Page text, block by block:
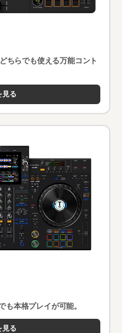
ちらでも使える万能コント
見る
も本格プレイが可能。
見る